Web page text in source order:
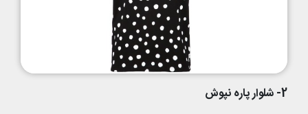
2- شلوار پاره نپوش